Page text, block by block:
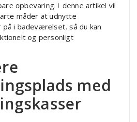
opbevaring. I denne artikel vil
måder at udnytte
på i badeværelset, så du kan
og personligt
med